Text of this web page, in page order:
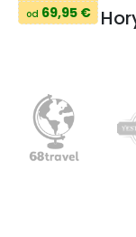
od 69,95 €